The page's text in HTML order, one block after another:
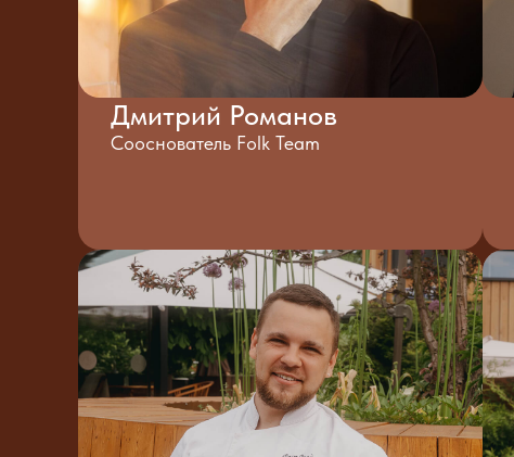
Дмитрий Романов
Сооснователь Folk Team